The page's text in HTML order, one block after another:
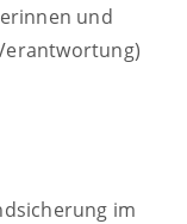
und
im